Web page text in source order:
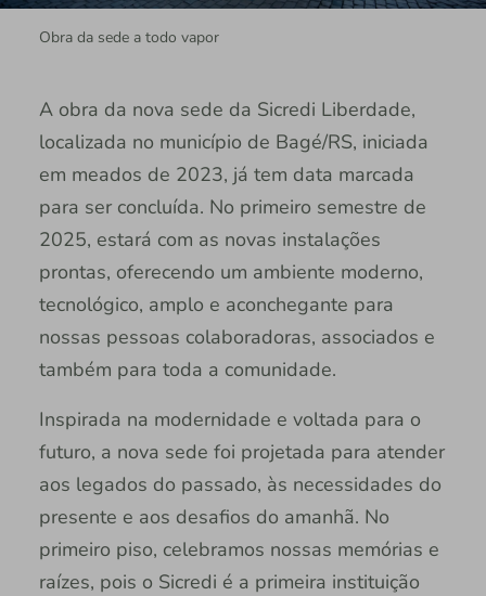
Obra da sede a todo vapor
A obra da nova sede da Sicredi Liberdade,
localizada no município de Bagé/RS, iniciada
em meados de 2023, já tem data marcada
para ser concluída. No primeiro semestre de
2025, estará com as novas instalações
prontas, oferecendo um ambiente moderno,
tecnológico, amplo e aconchegante para
nossas pessoas colaboradoras, associados e
também para toda a comunidade.
Inspirada na modernidade e voltada para o
futuro, a nova sede foi projetada para atender
aos legados do passado, às necessidades do
presente e aos desafios do amanhã. No
primeiro piso, celebramos nossas memórias e
raízes, pois o Sicredi é a primeira instituição